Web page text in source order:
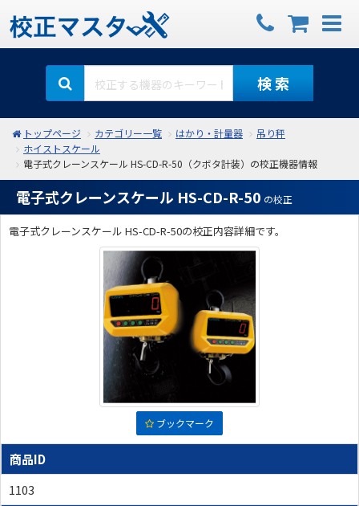
検 索
トップページ カテゴリー一覧 はかり・計量器
吊り秤
ホイストスケール
電子式クレーンスケール HS-CD-R-50（クボタ計装）の校正機器情報
電子式クレーンスケール HS-CD-R-50 の校正
電子式クレーンスケール HS-CD-R-50の校正内容詳細です。
ブックマーク
商品ID
1103